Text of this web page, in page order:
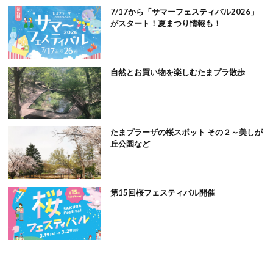
7/17から「サマーフェスティバル2026」
がスタート！夏まつり情報も！
自然とお買い物を楽しむたまプラ散歩
たまプラーザの桜スポット その２～美しが
丘公園など
第15回桜フェスティバル開催